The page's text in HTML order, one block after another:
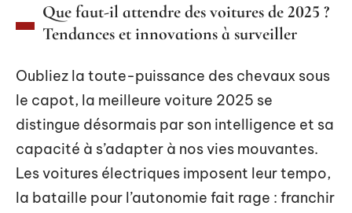
Que faut-il attendre des voitures de 2025 ?
Tendances et innovations à surveiller
Oubliez la toute-puissance des chevaux sous
le capot, la meilleure voiture 2025 se
distingue désormais par son intelligence et sa
capacité à s’adapter à nos vies mouvantes.
Les voitures électriques imposent leur tempo,
la bataille pour l’autonomie fait rage : franchir